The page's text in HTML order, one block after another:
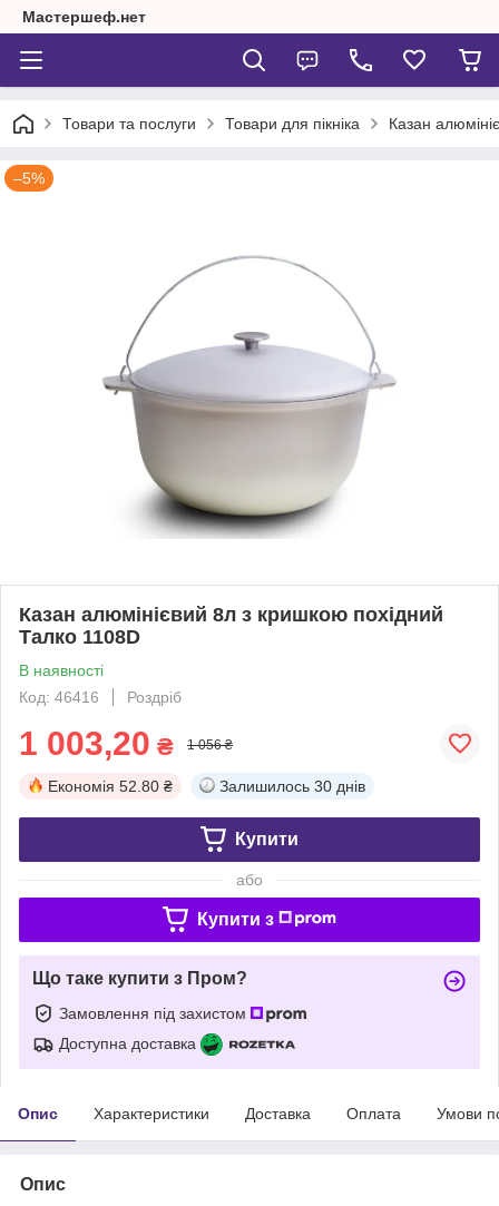
Мастершеф.нет
Товари та послуги Товари для пікніка Казан
–5%
Казан алюмінієвий 8л з кришкою похідний
Талко 1108D
В наявності
Код: 46416
Роздріб
1 003,20 ₴ 1 056 ₴
Економія 52.80 ₴ Залишилось 30 днів
Купити
або
Купити з
Що таке купити з Пром?
Замовлення під захистом
Доступна доставка
Опис Характеристики Доставка Оплата Умови
Опис